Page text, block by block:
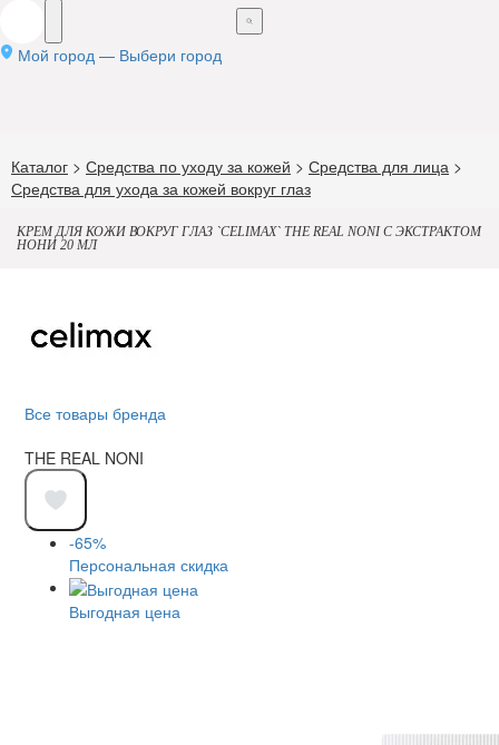
Мой город — Выбери город
Каталог > Средства по уходу за кожей > Средства для лица >
Средства для ухода за кожей вокруг глаз
КРЕМ ДЛЯ КОЖИ ВОКРУГ ГЛАЗ `CELIMAX` THE REAL NONI С ЭКСТРАКТОМ
НОНИ 20 МЛ
Все товары бренда
THE REAL NONI
-65%
Персональная скидка
Выгодная цена